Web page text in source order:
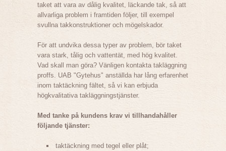
taket att vara av dålig kvalitet, läckande tak, så att
allvarliga problem i framtiden följer, till exempel
svullna takkonstruktioner och mögelskador.
För att undvika dessa typer av problem, bör taket
vara stark, tålig och vattentät, med hög kvalitet.
Vad skall man göra? Vänligen kontakta takläggning
proffs. UAB "Gytehus" anställda har lång erfarenhet
inom taktäckning fältet, så vi kan erbjuda
högkvalitativa takläggningstjänster.
Med tanke på kundens krav vi tillhandahåller
följande tjänster:
taktäckning med tegel eller plåt;